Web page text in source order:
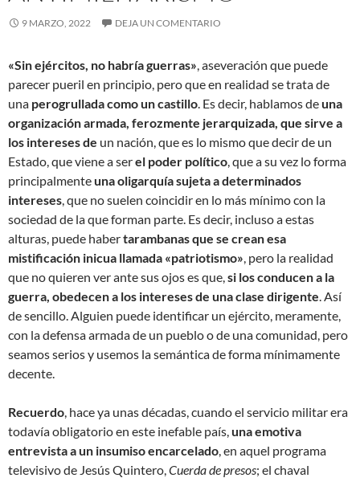
9 MARZO, 2022 DEJA UN COMENTARIO
«Sin ejércitos, no habría guerras», aseveración que puede
parecer pueril en principio, pero que en realidad se trata de
una perogrullada como un castillo. Es decir, hablamos deuna
organización armada, ferozmente jerarquizada, que sirve a
los intereses de un nación, que es lo mismo que decir de un
Estado, que viene a serel poder político, que a su vez lo forma
principalmenteuna oligarquía sujeta a determinados
intereses, que no suelen coincidir en lo más mínimo con la
sociedad de la que forman parte. Es decir, incluso a estas
alturas, puede habertarambanas que se crean esa
mistificación inicua llamada «patriotismo», pero la realidad
que no quieren ver ante sus ojos es que,si los conducen a la
guerra, obedecen a los intereses de una clase dirigente. Así
de sencillo. Alguien puede identificar un ejército, meramente,
con la defensa armada de un pueblo o de una comunidad, pero
seamos serios y usemos la semántica de forma mínimamente
decente.
Recuerdo, hace ya unas décadas, cuando el servicio militar era
todavía obligatorio en este inefable país,una emotiva
entrevista a un insumiso encarcelado, en aquel programa
televisivo de Jesús Quintero,Cuerda de presos; el chaval